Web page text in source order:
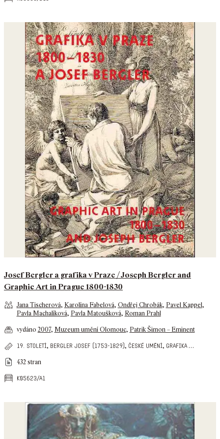
Josef Bergler a grafika v Praze / Joseph Bergler and
Graphic Art in Prague 1800-1830
Jana Tischerová, Karolína Fabelová, Ondřej Chrobák, Pavel Kappel,
Pavla Machalíková, Pavla Matoušková, Roman Prahl
vydáno 2007, Muzeum umění Olomouc, Patrik Šimon – Eminent
19. století, bergler josef (1753-1829), české umění, grafika…
432 stran
k05623/a1